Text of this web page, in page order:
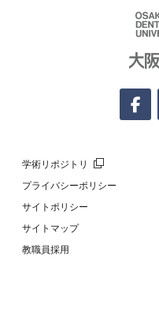
学術リポジトリ
プライバシーポリシー
サイトポリシー
サイトマップ
教職員採用